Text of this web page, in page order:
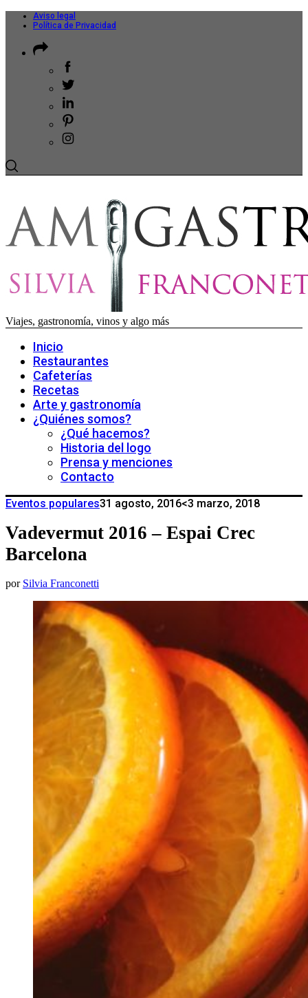
Aviso legal
Política de Privacidad
Viajes, gastronomía, vinos y algo más
Inicio
Restaurantes
Cafeterías
Recetas
Arte y gastronomía
¿Quiénes somos?
¿Qué hacemos?
Historia del logo
Prensa y menciones
Contacto
Eventos populares31 agosto, 2016<3 marzo, 2018
Vadevermut 2016 – Espai Crec
Barcelona
por Silvia Franconetti